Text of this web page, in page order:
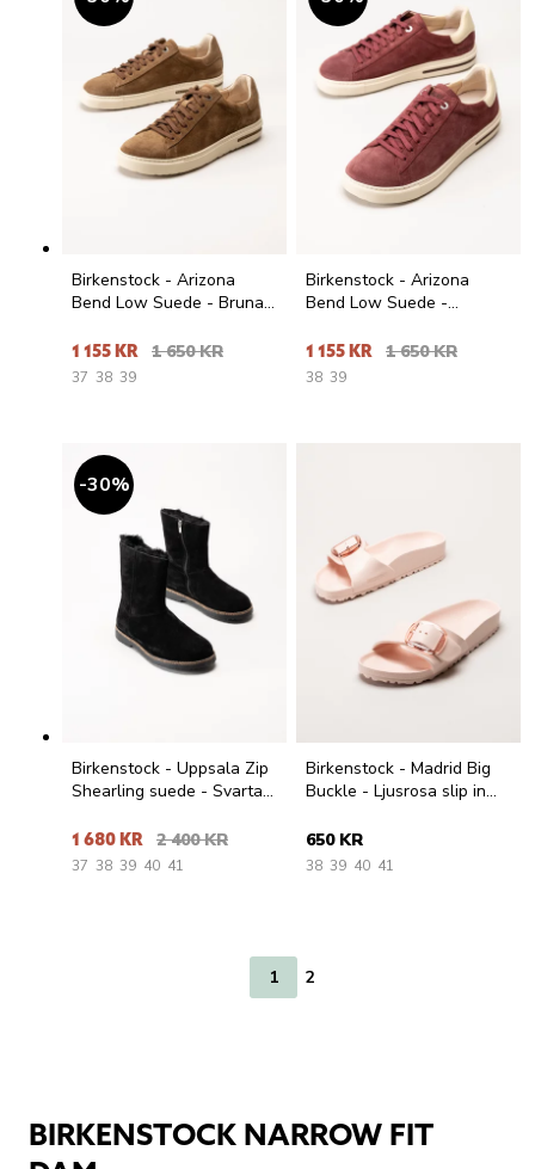
Birkenstock - Arizona
Bend Low Suede - Bruna
1 155 KR 1 650 KR
37 38 39
Birkenstock - Arizona
Bend Low Suede -
1 155 KR 1 650 KR
38 39
30%
Birkenstock - Uppsala Zip
Shearling suede - Svarta
1 680 KR 2 400 KR
37 38 39 40 41
Birkenstock - Madrid Big
Buckle - Ljusrosa slip in
650 KR
38 39 40 41
1 2
BIRKENSTOCK NARROW FIT